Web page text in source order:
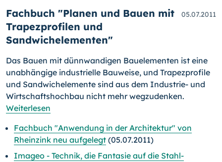
Fachbuch "Planen und Bauen mit
Trapezprofilen und
Sandwichelementen"
05.07.2011
Das Bauen mit dünnwandigen Bauelementen ist eine
unabhängige industrielle Bauweise, und Trapezprofile
und Sandwichelemente sind aus dem Industrie- und
Wirtschaftshochbau nicht mehr wegzudenken.
Weiterlesen
Fachbuch "Anwendung in der Architektur" von
Rheinzink neu aufgelegt (05.07.2011)
Imageo - Technik, die Fantasie auf die Stahl-